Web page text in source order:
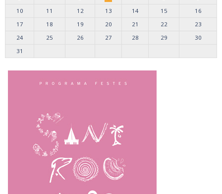
10
11 12 13 14 15
16
17
18 19 20 21 22
23
24
25 26 27 28 29
30
31